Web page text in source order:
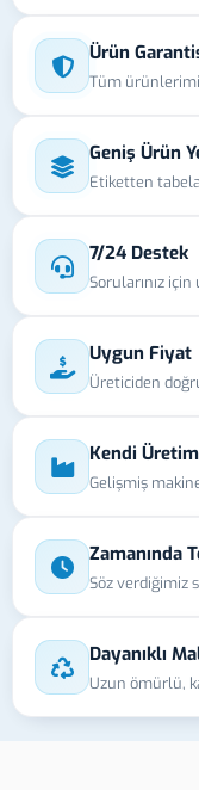
Ürün
Tüm
Geniş Ürün
Etiketten
7/24 Destek
Sorularınız
Uygun Fiyat
Üreticiden
Kendi
Gelişmiş
Zamanında
Söz verdiğimiz
Dayanıklı
Uzun ömürlü,